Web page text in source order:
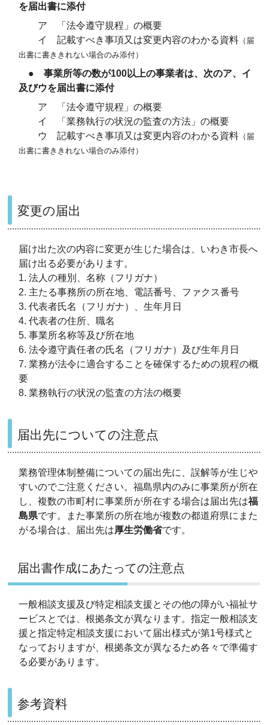
を届出書に添付
ア 「法令遵守規程」の概要
イ 記載すべき事項又は変更内容のわかる資料 （届
出書に書ききれない場合のみ添付）
● 事業所等の数が100以上の事業者は、次のア、イ
及びウを届出書に添付
ア 「法令遵守規程」の概要
イ 「業務執行の状況の監査の方法」の概要
ウ 記載すべき事項又は変更内容のわかる資料 （届
出書に書ききれない場合のみ添付）
変更の届出
届け出た次の内容に変更が生じた場合は、いわき市長へ
届け出る必要があります。
1. 法人の種別、名称（フリガナ）
2. 主たる事務所の所在地、電話番号、ファクス番号
3. 代表者氏名（フリガナ）、生年月日
4. 代表者の住所、職名
5. 事業所名称等及び所在地
6. 法令遵守責任者の氏名（フリガナ）及び生年月日
7. 業務が法令に適合することを確保するための規程の概
要
8. 業務執行の状況の監査の方法の概要
届出先についての注意点
業務管理体制整備についての届出先に、誤解等が生じや
すいのでご注意ください。福島県内のみに事業所が所在
し、複数の市町村に事業所が所在する場合は届出先は福
島県です。また事業所の所在地が複数の都道府県にまた
がる場合は、届出先は厚生労働省です。
届出書作成にあたっての注意点
一般相談支援及び特定相談支援とその他の障がい福祉サ
ービスとでは、根拠条文が異なります。指定一般相談支
援と指定特定相談支援において届出様式が第1号様式と
なっておりますが、根拠条文が異なるため各々で準備す
る必要があります。
参考資料